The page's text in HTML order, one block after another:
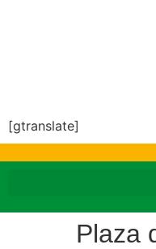
[gtranslate]
Plaza